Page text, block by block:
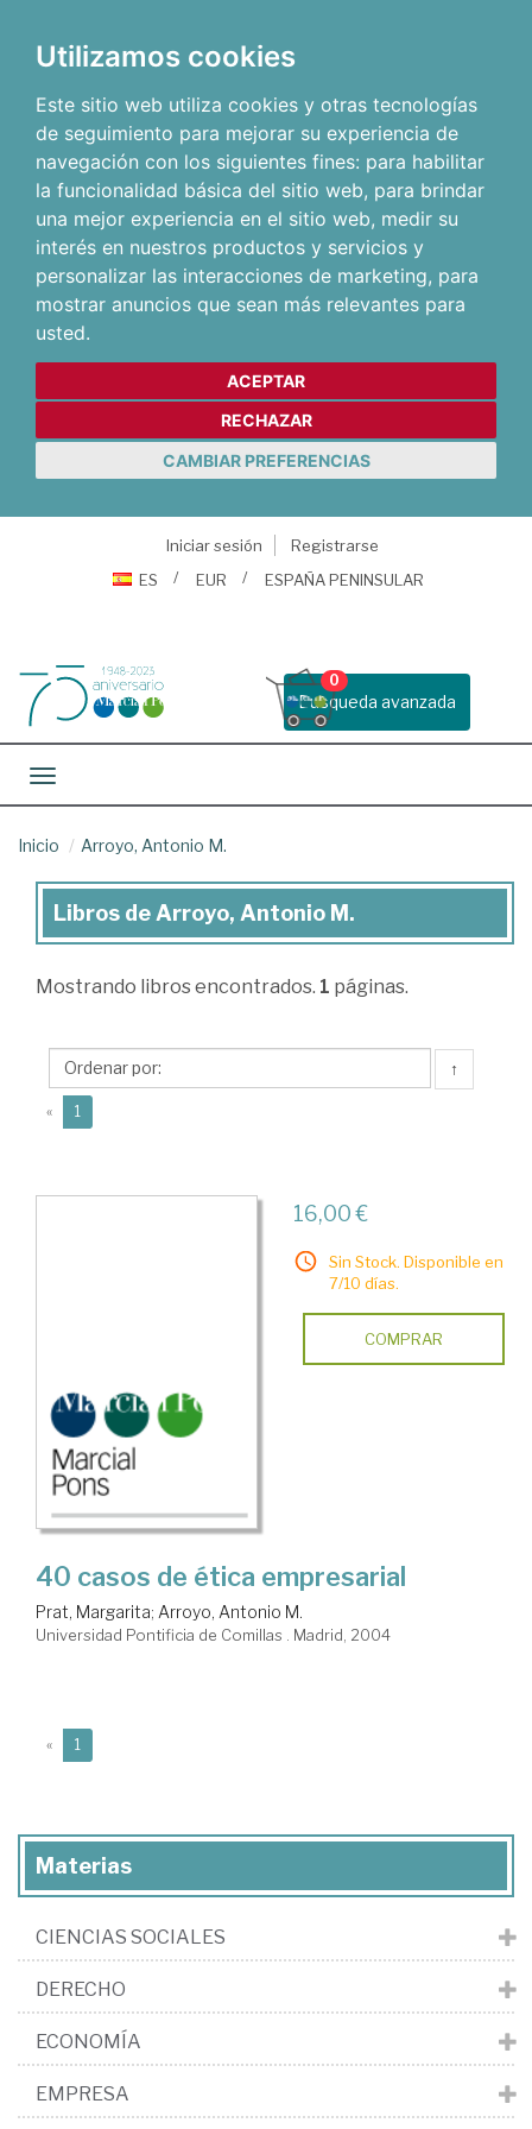
Utilizamos cookies
Este sitio web utiliza cookies y otras tecnologías
de seguimiento para mejorar su experiencia de
navegación con los siguientes fines: para habilitar
la funcionalidad básica del sitio web, para brindar
una mejor experiencia en el sitio web, medir su
interés en nuestros productos y servicios y
personalizar las interacciones de marketing, para
mostrar anuncios que sean más relevantes para
usted.
ACEPTAR
RECHAZAR
CAMBIAR PREFERENCIAS
Iniciar sesión
Registrarse
ES
EUR ESPAÑA PENINSULAR
Busqueda avanzada
0
Toggle navigation
Inicio Arroyo, Antonio M.
Libros
Arroyo,
M.
Libros de Arroyo, Antonio M.
Mostrando libros encontrados. 1 páginas.
↑
« 1
16,00 €
Sin Stock. Disponible en
7/10 días.
COMPRAR
40 casos de ética empresarial
Prat, Margarita; Arroyo, Antonio M.
Universidad Pontificia de Comillas . Madrid, 2004
« 1
Materias
CIENCIAS SOCIALES
DERECHO
ECONOMÍA
EMPRESA